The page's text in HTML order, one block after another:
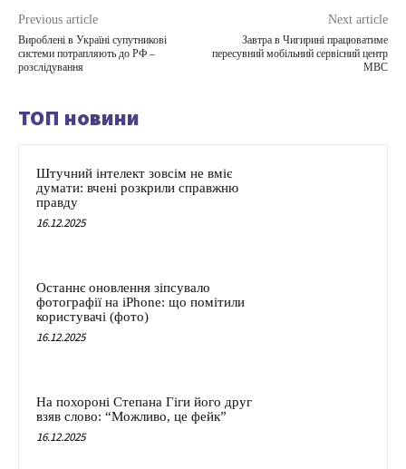
Previous article
Вироблені в Україні супутникові
системи потрапляють до РФ –
розслідування
Next article
Завтра в Чигирині працюватиме
пересувний мобільний сервісний центр
МВС
ТОП новини
Штучний інтелект зовсім не вміє
думати: вчені розкрили справжню
правду
16.12.2025
Останнє оновлення зіпсувало
фотографії на iPhone: що помітили
користувачі (фото)
16.12.2025
На похороні Степана Гіги його друг
взяв слово: “Можливо, це фейк”
16.12.2025